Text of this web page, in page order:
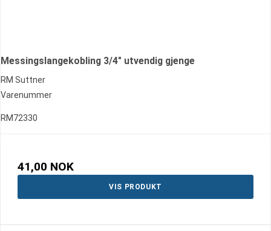
Messingslangekobling 3/4" utvendig gjenge
RM Suttner
Varenummer
RM72330
41,00 NOK
VIS PRODUKT